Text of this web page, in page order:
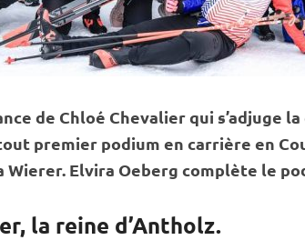
de Chloé Chevalier qui s’adjuge
premier podium en carrière en
Wierer. Elvira Oeberg complète le
la reine d’Antholz.